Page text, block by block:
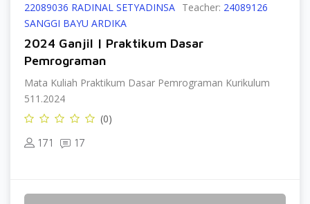
22089036 RADINAL SETYADINSA Teacher: 24089126
SANGGI BAYU ARDIKA
2024 Ganjil | Praktikum Dasar
Pemrograman
Mata Kuliah Praktikum Dasar Pemrograman Kurikulum
511.2024
(0)
171 17